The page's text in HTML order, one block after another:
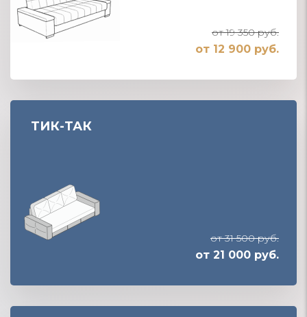
от 19 350 руб.
от 12 900 руб.
ТИК-ТАК
от 31 500 руб.
от 21 000 руб.